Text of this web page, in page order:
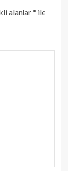
alanlar* ile